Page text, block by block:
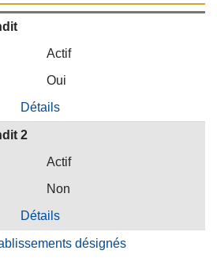
Actif
Oui
Détails
2
Actif
Non
Détails
désignés